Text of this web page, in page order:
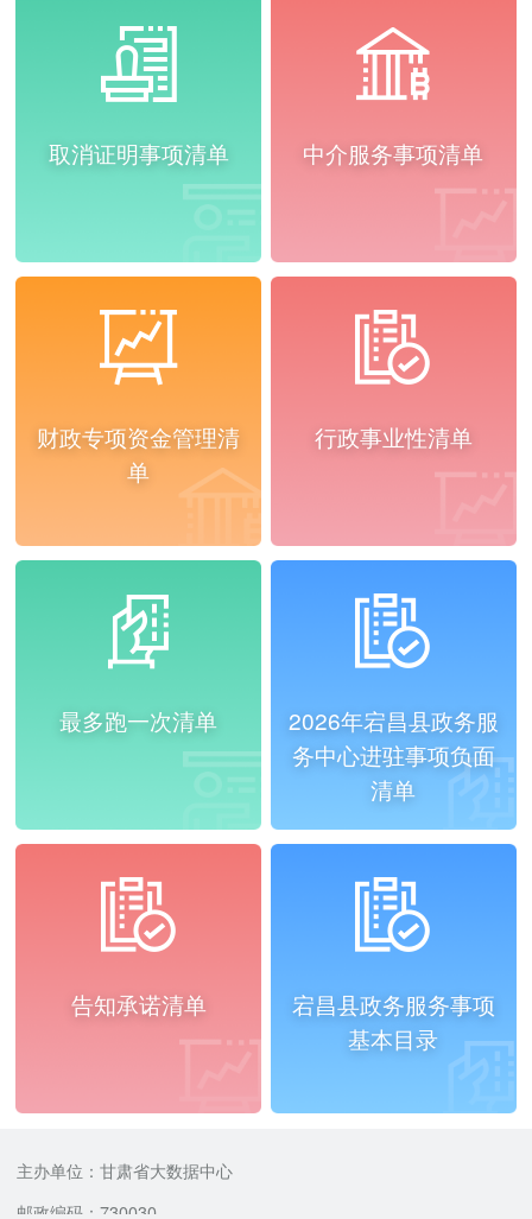
取消证明事项清单 中介服务事项清单
财政专项资金管理清
单
行政事业性清单
最多跑一次清单
2026年宕昌县政务服
务中心进驻事项负面
清单
告知承诺清单
宕昌县政务服务事项
基本目录
主办单位：甘肃省大数据中心
邮政编码：730030